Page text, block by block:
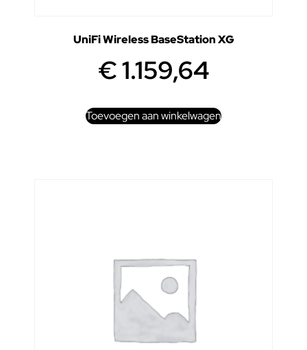
UniFi Wireless BaseStation XG
€1.159,64
Toevoegen aan winkelwagen